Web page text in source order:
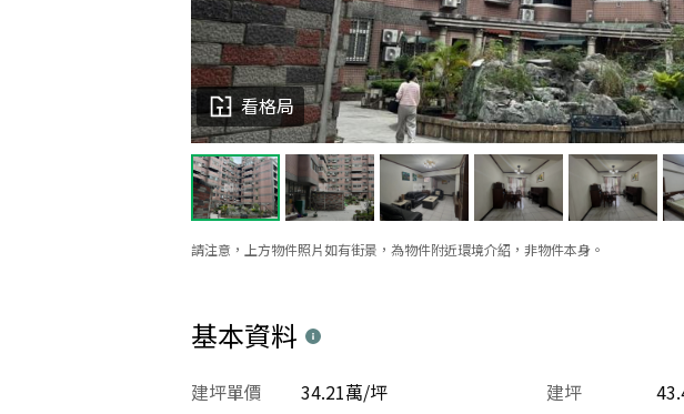
請注意，上方物件照片如有街景，為物件附近環境介紹，非物件本身。
看格局
基本資料
建坪
建坪單價 34.21萬/坪